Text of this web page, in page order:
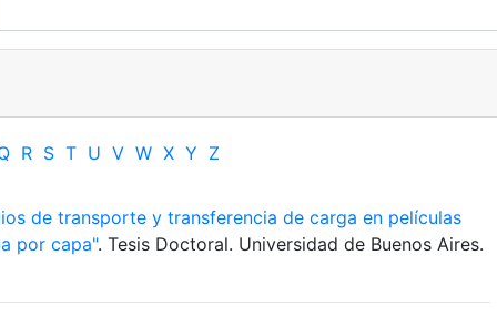
R S T U V W X Y Z
de transporte y transferencia de carga en películas
por capa". Tesis Doctoral. Universidad de Buenos Aires.